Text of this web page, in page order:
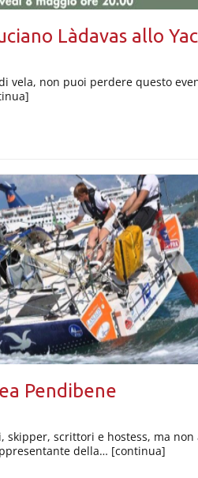
Làdavas allo
vela, non puoi perdere questo
Pendibene
skipper, scrittori e hostess, ma non
della… [continua]